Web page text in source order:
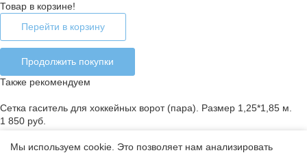
Мы используем cookie. Это позволяет нам анализировать
Товар в корзине!
Перейти в корзину
Продолжить покупки
Также рекомендуем
Сетка гаситель для хоккейных ворот (пара). Размер 1,25*1,85 м.
1 850 руб.